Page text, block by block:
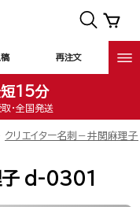
再注文
短15分
・全国発送
クリエイター名刺－井関麻理子
子 d-0301